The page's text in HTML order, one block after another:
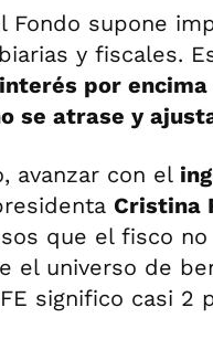
Fondo supone
y fiscales.
por
se atrase y
avanzar con el
Cristina
que el fisco
el universo de
significo casi 2